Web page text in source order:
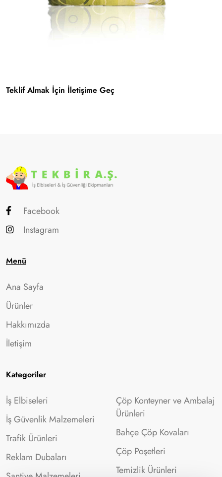
Teklif Almak İçin İletişime Geç
Facebook
Instagram
Menü
Ana Sayfa
Ürünler
Hakkımızda
İletişim
Kategoriler
İş Elbiseleri
İş Güvenlik Malzemeleri
Trafik Ürünleri
Reklam Dubaları
Çöp Konteyner ve Ambalaj
Ürünleri
Bahçe Çöp Kovaları
Çöp Poşetleri
Temizlik Ürünleri